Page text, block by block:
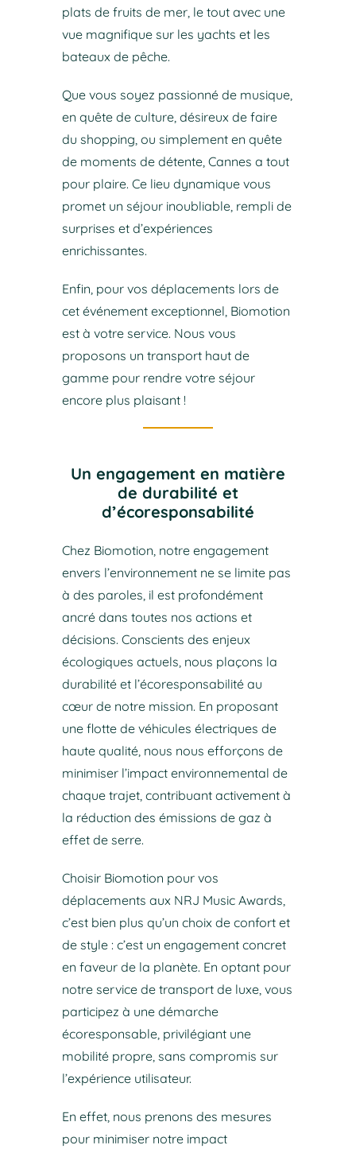
plats de fruits de mer, le tout avec une
vue magnifique sur les yachts et les
bateaux de pêche.
Que vous soyez passionné de musique,
en quête de culture, désireux de faire
du shopping, ou simplement en quête
de moments de détente, Cannes a tout
pour plaire. Ce lieu dynamique vous
promet un séjour inoubliable, rempli de
surprises et d’expériences
enrichissantes.
Enfin, pour vos déplacements lors de
cet événement exceptionnel, Biomotion
est à votre service. Nous vous
proposons un transport haut de
gamme pour rendre votre séjour
encore plus plaisant !
Un engagement en matière
de durabilité et
d’écoresponsabilité
Chez Biomotion, notre engagement
envers l’environnement ne se limite pas
à des paroles, il est profondément
ancré dans toutes nos actions et
décisions. Conscients des enjeux
écologiques actuels, nous plaçons la
durabilité et l’écoresponsabilité au
cœur de notre mission. En proposant
une flotte de véhicules électriques de
haute qualité, nous nous efforçons de
minimiser l’impact environnemental de
chaque trajet, contribuant activement à
la réduction des émissions de gaz à
effet de serre.
Choisir Biomotion pour vos
déplacements aux NRJ Music Awards,
c’est bien plus qu’un choix de confort et
de style : c’est un engagement concret
en faveur de la planète. En optant pour
notre service de transport de luxe, vous
participez à une démarche
écoresponsable, privilégiant une
mobilité propre, sans compromis sur
l’expérience utilisateur.
En effet, nous prenons des mesures
pour minimiser notre impact